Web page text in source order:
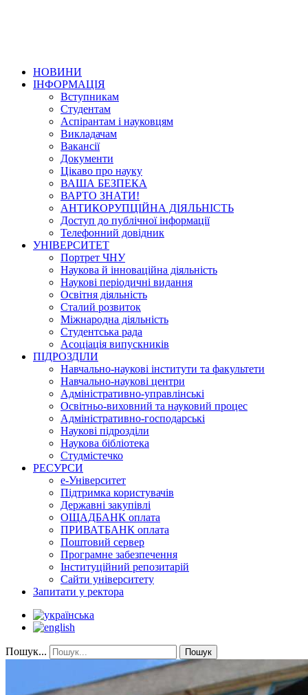
НОВИНИ
ІНФОРМАЦІЯ
Вступникам
Студентам
Аспірантам і науковцям
Викладачам
Вакансії
Документи
Цікаво про науку
ВАША БЕЗПЕКА
ВАРТО ЗНАТИ!
АНТИКОРУПЦІЙНА ДІЯЛЬНІСТЬ
Доступ до публічної інформації
Телефонний довідник
УНІВЕРСИТЕТ
Портрет ЧНУ
Наукова й інноваційна діяльність
Наукові періодичні видання
Освітня діяльність
Сталий розвиток
Міжнародна діяльність
Студентська рада
Асоціація випускників
ПІДРОЗДІЛИ
Навчально-наукові інститути та факультети
Навчально-наукові центри
Адміністративно-управлінські
Освітньо-виховний та науковий процес
Адміністративно-господарські
Наукові підрозділи
Наукова бібліотека
Студмістечко
РЕСУРСИ
е-Університет
Підтримка користувачів
Державні закупівлі
ОЩАДБАНК оплата
ПРИВАТБАНК оплата
Поштовий сервер
Програмне забезпечення
Інституційний репозитарій
Сайти університету
Запитати у ректора
Пошук... Пошук